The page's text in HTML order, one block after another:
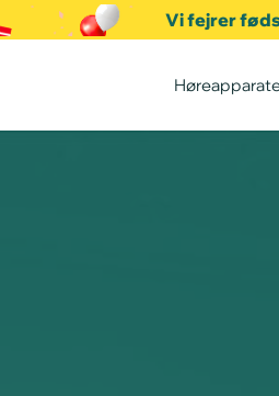
Vi fejrer